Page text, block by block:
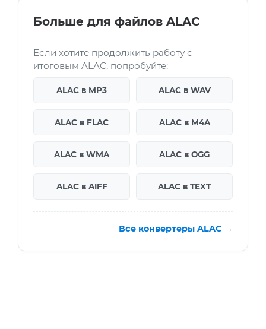
Больше для файлов ALAC
Если хотите продолжить работу с
итоговым ALAC, попробуйте:
ALAC в MP3 ALAC в WAV
ALAC в FLAC ALAC в M4A
ALAC в WMA ALAC в OGG
ALAC в AIFF ALAC в TEXT
Все конвертеры ALAC →